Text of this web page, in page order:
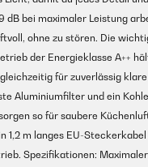
dB bei maximaler Leistung
ohne zu stören. Die
der Energieklasse A++
für zuverlässig
Aluminiumfilter und ein
so für saubere
1,2 m langes EU-
Spezifikationen: